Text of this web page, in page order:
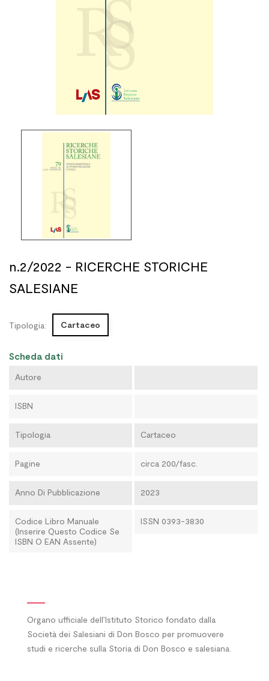
n.2/2022 - RICERCHE STORICHE
SALESIANE
Tipologia: Cartaceo
Scheda dati
Autore
ISBN
Tipologia Cartaceo
Pagine circa 200/fasc.
Anno Di Pubblicazione 2023
Codice Libro Manuale
(Inserire Questo Codice Se
ISBN O EAN Assente)
ISSN 0393-3830
Organo ufficiale dell’Istituto Storico fondato dalla
Società dei Salesiani di Don Bosco per promuovere
studi e ricerche sulla Storia di Don Bosco e salesiana.